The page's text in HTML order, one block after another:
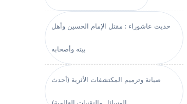
حديث عاشوراء : مقتل الإمام الحسين وأهل
بيته وأصحابه
صيانة وترميم المكتشفات الأثرية (أحدث